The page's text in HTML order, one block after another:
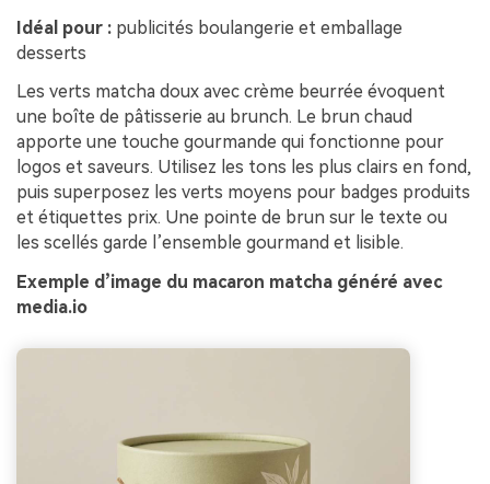
Idéal pour : publicités boulangerie et emballage
desserts
Les verts matcha doux avec crème beurrée évoquent
une boîte de pâtisserie au brunch. Le brun chaud
apporte une touche gourmande qui fonctionne pour
logos et saveurs. Utilisez les tons les plus clairs en fond,
puis superposez les verts moyens pour badges produits
et étiquettes prix. Une pointe de brun sur le texte ou
les scellés garde l’ensemble gourmand et lisible.
Exemple d’image du macaron matcha généré avec
media.io